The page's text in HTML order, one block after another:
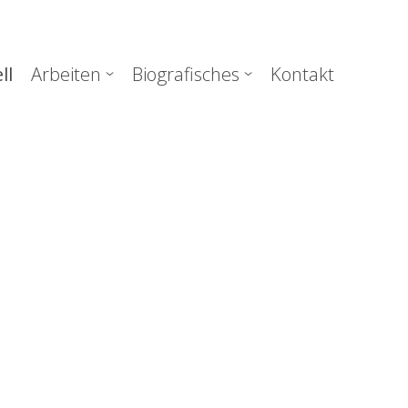
Arbeiten Biografisches Kontakt